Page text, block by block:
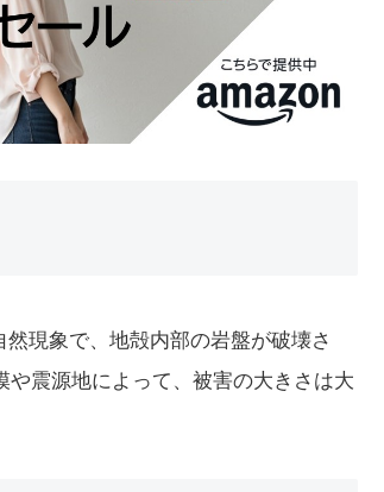
現象で、地殻内部の岩盤が破壊さ
震源地によって、被害の大きさは大